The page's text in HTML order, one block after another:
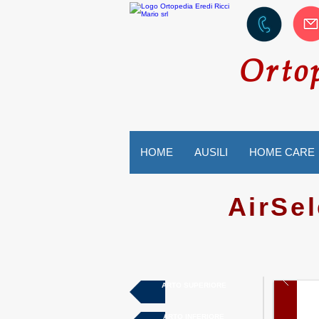
HOME AUSILI HOME CARE
ARTO SUPERIORE
ARTO INFERIORE